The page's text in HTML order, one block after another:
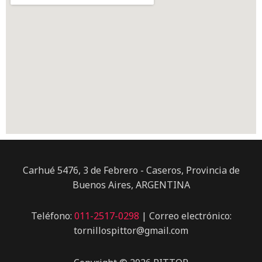
Carhué 5476, 3 de Febrero - Caseros, Provincia de
Buenos Aires, ARGENTINA
Teléfono: 011-2517-0298 | Correo electrónico:
tornillospittor@gmail.com